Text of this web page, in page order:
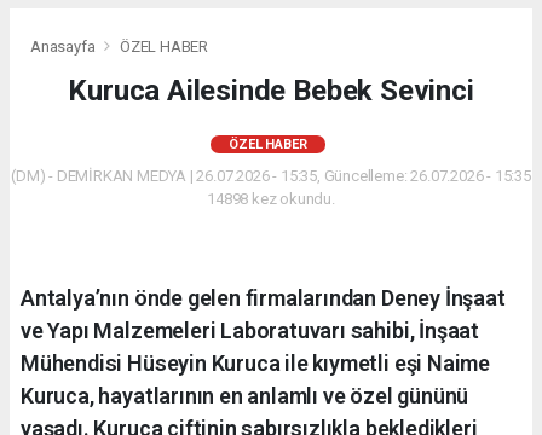
Anasayfa ÖZEL HABER
Kuruca Ailesinde Bebek Sevinci
ÖZEL HABER
(DM) - DEMİRKAN MEDYA | 26.07.2026 - 15:35, Güncelleme: 26.07.2026 - 15:35
14898 kez okundu.
Antalya’nın önde gelen firmalarından Deney İnşaat
ve Yapı Malzemeleri Laboratuvarı sahibi, İnşaat
Mühendisi Hüseyin Kuruca ile kıymetli eşi Naime
Kuruca, hayatlarının en anlamlı ve özel gününü
yaşadı. Kuruca çiftinin sabırsızlıkla bekledikleri